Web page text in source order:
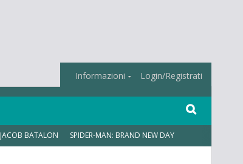
Informazioni Login/Registrati
JACOB BATALON SPIDER-MAN: BRAND NEW DAY